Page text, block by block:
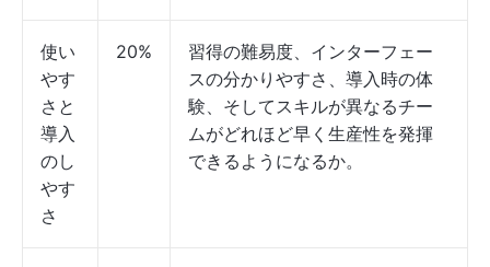
使い
やす
さと
導入
のし
やす
さ
20%
習得の難易度、インターフェー
スの分かりやすさ、導入時の体
験、そしてスキルが異なるチー
ムがどれほど早く生産性を発揮
できるようになるか。